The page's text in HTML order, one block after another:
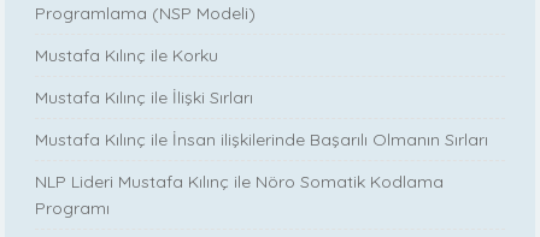
Programlama (NSP Modeli)
Mustafa Kılınç ile Korku
Mustafa Kılınç ile İlişki Sırları
Mustafa Kılınç ile İnsan ilişkilerinde Başarılı Olmanın Sırları
NLP Lideri Mustafa Kılınç ile Nöro Somatik Kodlama
Programı